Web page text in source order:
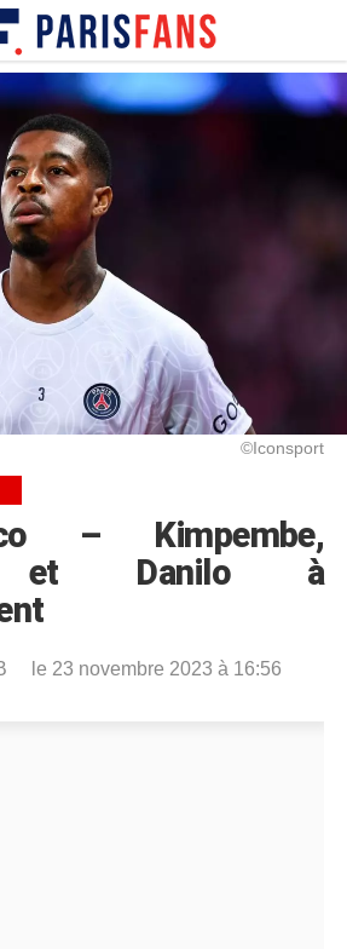
©Iconsport
– Kimpembe,
et Danilo à
le 23 novembre 2023 à 16:56